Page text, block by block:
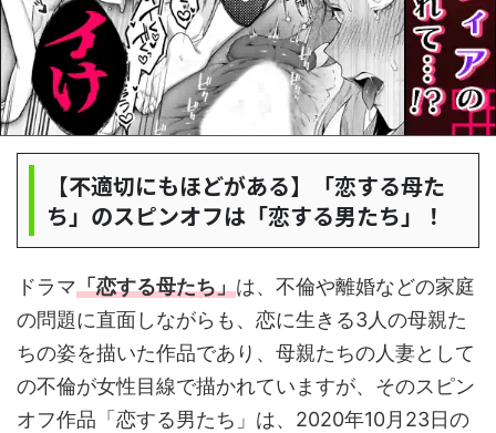
【不適切にもほどがある】「恋する母た
ち」のスピンオフは「恋する男たち」！
ドラマ「恋する母たち」は、不倫や離婚などの家庭
の問題に直面しながらも、恋に生きる3人の母親た
ちの姿を描いた作品であり、母親たちの人妻として
の不倫が女性目線で描かれていますが、そのスピン
オフ作品「恋する男たち」は、2020年10月23日の